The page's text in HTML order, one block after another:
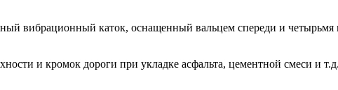
вибрационный каток, оснащенный вальцем спереди и
и кромок дороги при укладке асфальта, цементной смеси и